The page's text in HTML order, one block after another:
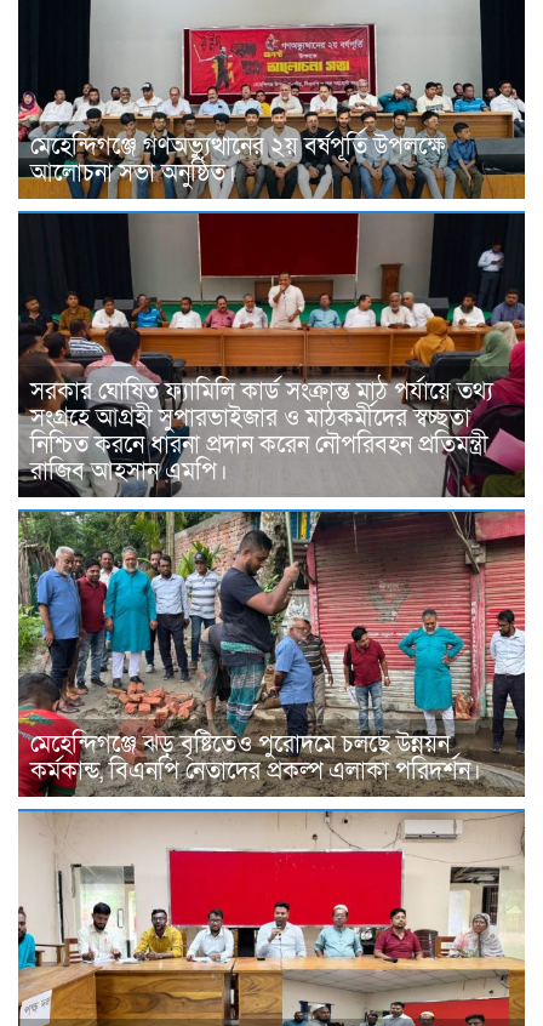
মেহেন্দিগঞ্জে গণঅভ্যুত্থানের ২য় বর্ষপূর্তি উপলক্ষে
আলোচনা সভা অনুষ্ঠিত।
সরকার ঘোষিত ফ্যামিলি কার্ড সংক্রান্ত মাঠ পর্যায়ে তথ্য
সংগ্রহে আগ্রহী সুপারভাইজার ও মাঠকর্মীদের স্বচ্ছতা
নিশ্চিত করনে ধারনা প্রদান করেন নৌপরিবহন প্রতিমন্ত্রী
রাজিব আহসান এমপি।
মেহেন্দিগঞ্জে ঝড় বৃষ্টিতেও পুরোদমে চলছে উন্নয়ন
কর্মকান্ড, বিএনপি নেতাদের প্রকল্প এলাকা পরিদর্শন।